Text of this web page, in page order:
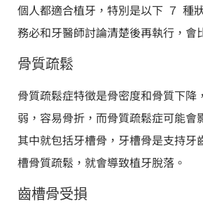
個人都適合植牙，特別是以下 ７ 種
務必和牙醫師討論清楚後再執行，會
骨質疏鬆
骨質疏鬆症特徵是骨密度和骨質下降
弱，容易骨折，而骨質疏鬆症可能會
其中就包括牙槽骨，牙槽骨是支持牙
槽骨質疏鬆，就會導致植牙脫落。
齒槽骨受損